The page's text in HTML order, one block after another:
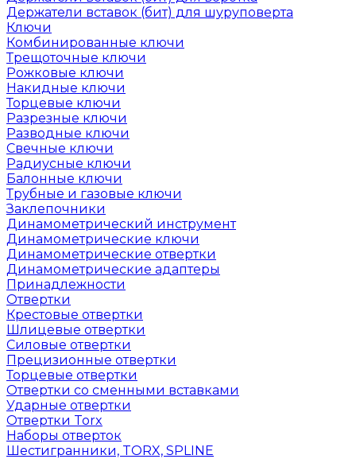
Держатели вставок (бит) для шуруповерта
Ключи
Комбинированные ключи
Трещоточные ключи
Рожковые ключи
Накидные ключи
Торцевые ключи
Разрезные ключи
Разводные ключи
Свечные ключи
Радиусные ключи
Балонные ключи
Трубные и газовые ключи
Заклепочники
Динамометрический инструмент
Динамометрические ключи
Динамометрические отвертки
Динамометрические адаптеры
Принадлежности
Отвертки
Крестовые отвертки
Шлицевые отвертки
Силовые отвертки
Прецизионные отвертки
Торцевые отвертки
Отвертки со сменными вставками
Ударные отвертки
Отвертки Torx
Наборы отверток
Шестигранники, TORX, SPLINE